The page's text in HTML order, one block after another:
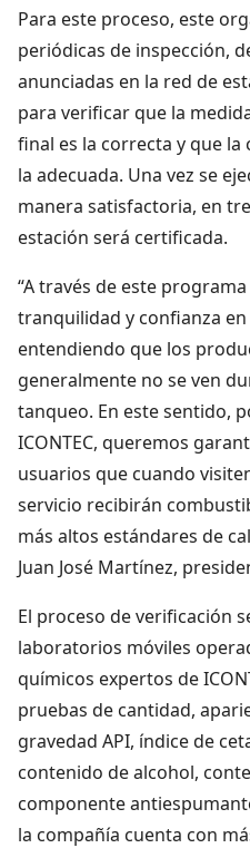
Para este proceso, este
periódicas de inspección,
anunciadas en la red de
para verificar que la
final es la correcta y que
la adecuada. Una vez se
manera satisfactoria, en
estación será certificada.
“A través de este
tranquilidad y confianza
entendiendo que los
generalmente no se ven
tanqueo. En este sentido,
ICONTEC, queremos
usuarios que cuando
servicio recibirán
más altos estándares de
Juan José Martínez,
El proceso de verificación
laboratorios móviles
químicos expertos de
pruebas de cantidad,
gravedad API, índice de
contenido de alcohol,
componente
la compañía cuenta con